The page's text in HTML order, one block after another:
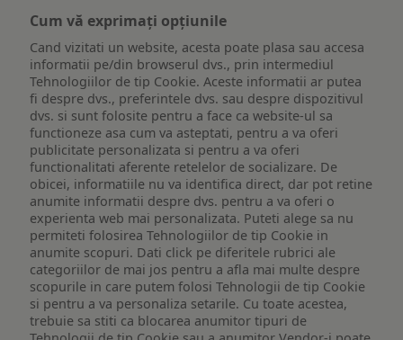
Cum vă exprimați opțiunile
Cand vizitati un website, acesta poate plasa sau accesa
informatii pe/din browserul dvs., prin intermediul
Tehnologiilor de tip Cookie. Aceste informatii ar putea
fi despre dvs., preferintele dvs. sau despre dispozitivul
dvs. si sunt folosite pentru a face ca website-ul sa
functioneze asa cum va asteptati, pentru a va oferi
publicitate personalizata si pentru a va oferi
functionalitati aferente retelelor de socializare. De
obicei, informatiile nu va identifica direct, dar pot retine
anumite informatii despre dvs. pentru a va oferi o
experienta web mai personalizata. Puteti alege sa nu
permiteti folosirea Tehnologiilor de tip Cookie in
anumite scopuri. Dati click pe diferitele rubrici ale
categoriilor de mai jos pentru a afla mai multe despre
scopurile in care putem folosi Tehnologii de tip Cookie
si pentru a va personaliza setarile. Cu toate acestea,
trebuie sa stiti ca blocarea anumitor tipuri de